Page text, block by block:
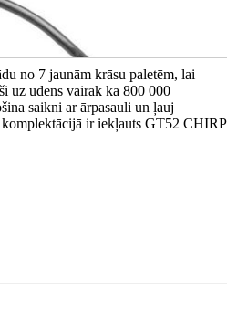
no 7 jaunām krāsu paletēm, lai
uz ūdens vairāk kā 800 000
saikni ar ārpasauli un ļauj
ir iekļauts GT52 CHIRP